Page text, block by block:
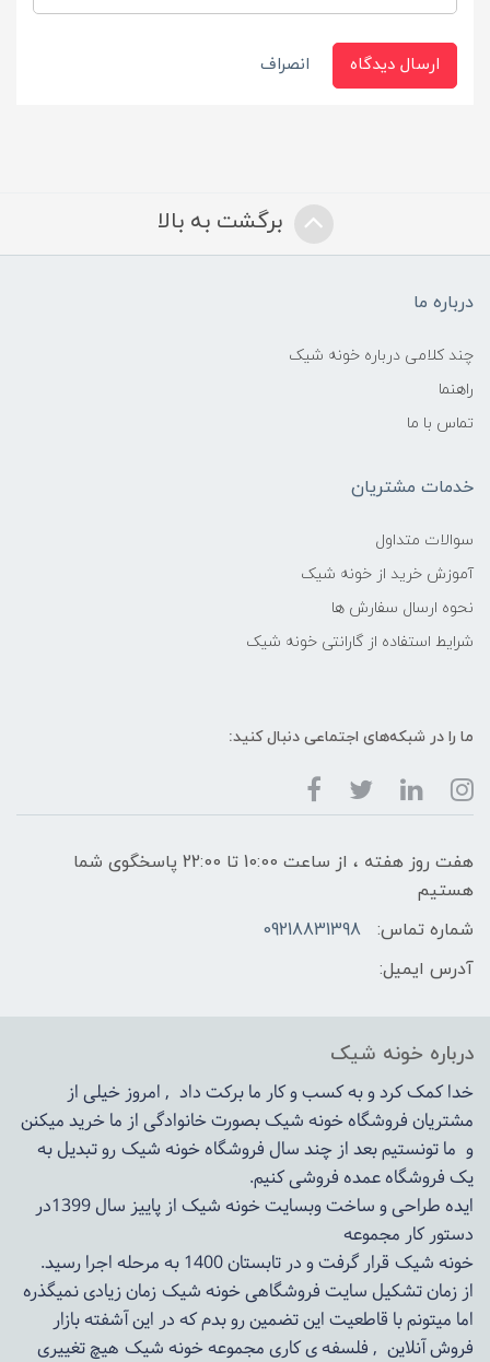
ارسال دیدگاه انصراف
برگشت به بالا
درباره ما
چند کلامی درباره خونه شیک
راهنما
تماس با ما
خدمات مشتریان
سوالات متداول
آموزش خرید از خونه شیک
نحوه ارسال سفارش ها
شرایط استفاده از گارانتی خونه شیک
ما را در شبکه‌های اجتماعی دنبال کنید:
هفت روز هفته ، از ساعت 10:00 تا 22:00 پاسخگوی شما
هستیم
شماره تماس:
09218831398
آدرس ایمیل:
درباره خونه شیک
خدا کمک کرد و به کسب و کار ما برکت داد , امروز خیلی از
مشتریان فروشگاه خونه شیک بصورت خانوادگی از ما خرید میکنن
و ما تونستیم بعد از چند سال فروشگاهخونه شیکرو تبدیل به
یک فروشگاه عمده فروشی کنیم.
ایده طراحی و ساخت وبسایت خونه شیک از پاییز سال 1399در
دستور کار مجموعه
خونه شیک قرار گرفت و در تابستان 1400 به مرحله اجرا رسید.
از زمان تشکیل سایت فروشگاهیخونه شیکزمان زیادی نمیگذره
اما میتونم با قاطعیت این تضمین رو بدم که در این آشفته بازار
فروش آنلاین , فلسفه ی کاری مجموعهخونه شیک هیچ تغییری